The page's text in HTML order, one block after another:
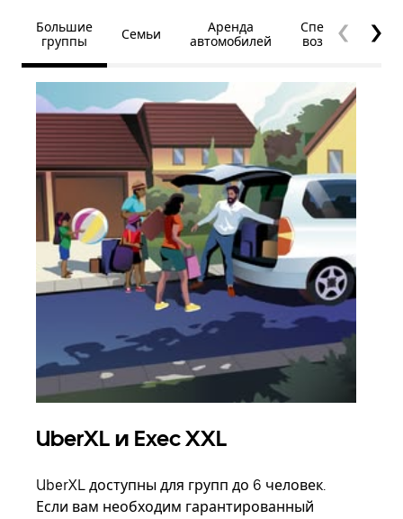
Большие
группы
Семьи
Аренда
автомобилей
Специальные
возможности
UberXL и Exec XXL
UberXL доступны для групп до 6 человек.
Если вам необходим гарантированный